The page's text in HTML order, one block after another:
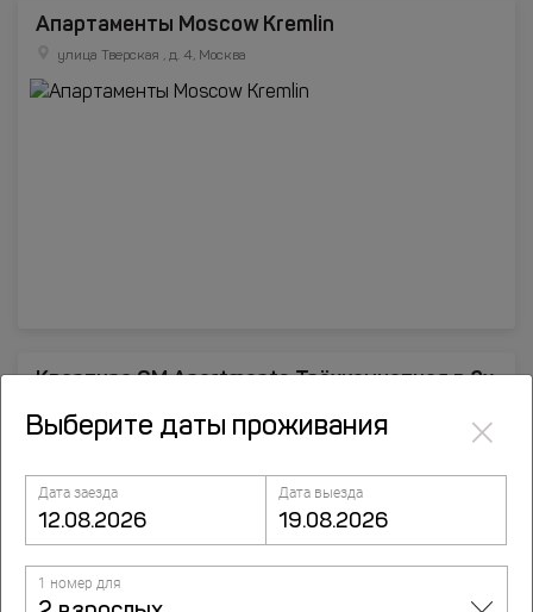
Апартаменты Moscow Kremlin
улица Тверская , д. 4, Москва
Квартира GM Apartments Трёхкомнатная в 2х
шагах от Кремля
Тверская улица, д.6с5, Москва
Выберите даты проживания ×
Дата заезда Дата выезда
1 номер для